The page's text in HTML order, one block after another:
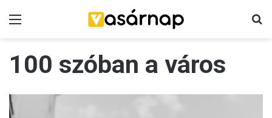
100 szóban a város